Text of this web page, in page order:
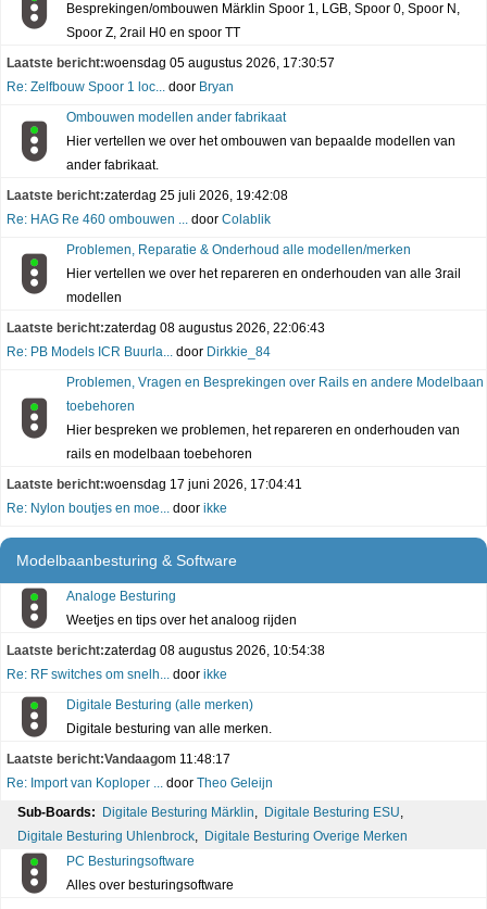
Besprekingen/ombouwen Märklin Spoor 1, LGB, Spoor 0, Spoor N,
Spoor Z, 2rail H0 en spoor TT
Laatste bericht:woensdag 05 augustus 2026, 17:30:57
Re: Zelfbouw Spoor 1 loc... door Bryan
Ombouwen modellen ander fabrikaat
Hier vertellen we over het ombouwen van bepaalde modellen van
ander fabrikaat.
Laatste bericht:zaterdag 25 juli 2026, 19:42:08
Re: HAG Re 460 ombouwen ... door Colablik
Problemen, Reparatie & Onderhoud alle modellen/merken
Hier vertellen we over het repareren en onderhouden van alle 3rail
modellen
Laatste bericht:zaterdag 08 augustus 2026, 22:06:43
Re: PB Models ICR Buurla... door Dirkkie_84
Problemen, Vragen en Besprekingen over Rails en andere Modelbaan
toebehoren
Hier bespreken we problemen, het repareren en onderhouden van
rails en modelbaan toebehoren
Laatste bericht:woensdag 17 juni 2026, 17:04:41
Re: Nylon boutjes en moe... door ikke
Modelbaanbesturing & Software
Analoge Besturing
Weetjes en tips over het analoog rijden
Laatste bericht:zaterdag 08 augustus 2026, 10:54:38
Re: RF switches om snelh... door ikke
Digitale Besturing (alle merken)
Digitale besturing van alle merken.
Laatste bericht:Vandaagom 11:48:17
Re: Import van Koploper ... door Theo Geleijn
Sub-Boards:
Digitale Besturing Märklin, Digitale Besturing ESU,
Digitale Besturing Uhlenbrock, Digitale Besturing Overige Merken
PC Besturingsoftware
Alles over besturingsoftware